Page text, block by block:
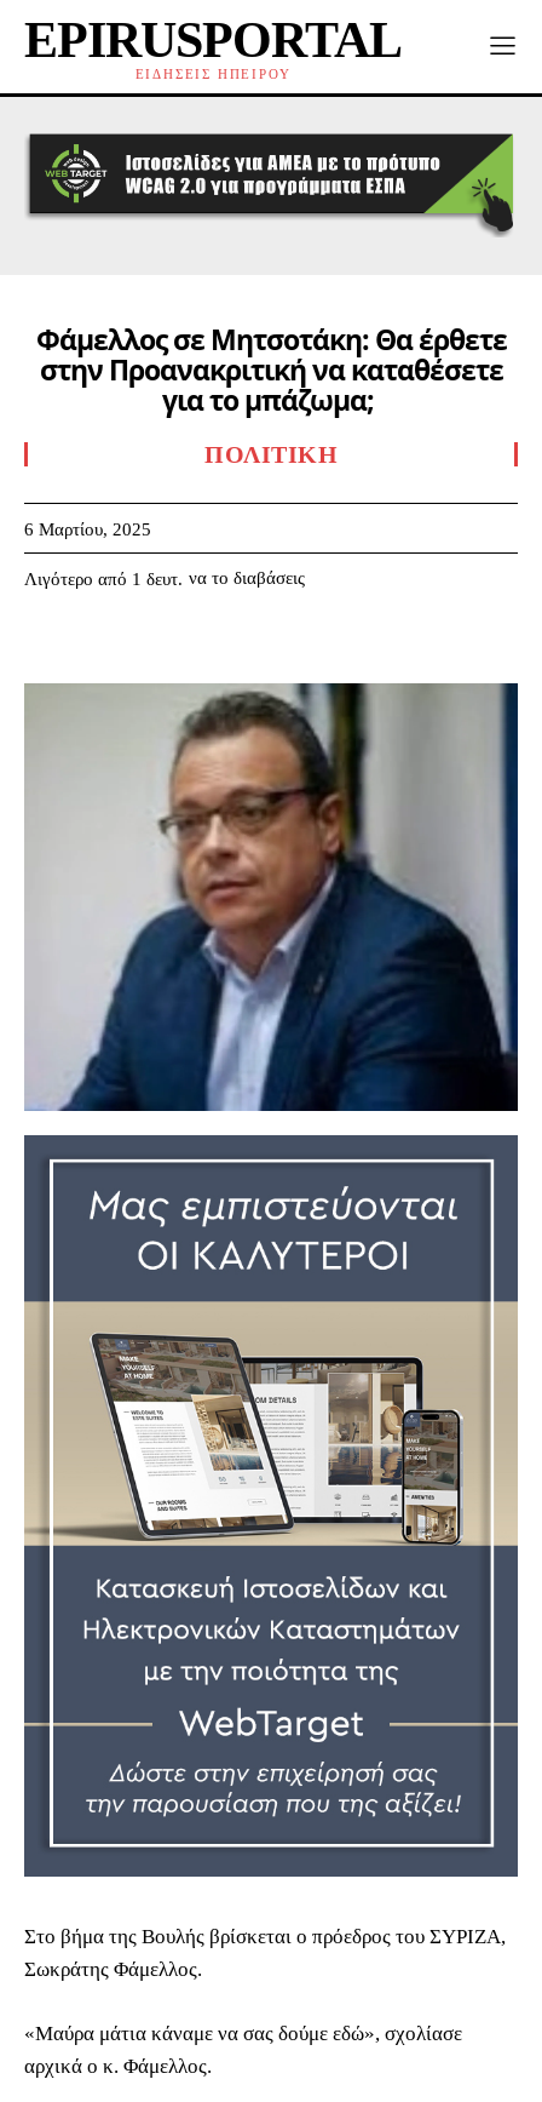
EPIRUSPORTAL
ΕΙΔΗΣΕΙΣ ΗΠΕΙΡΟΥ
Φάμελλος σε Μητσοτάκη: Θα έρθετε
στην Προανακριτική να καταθέσετε
για το μπάζωμα;
ΠΟΛΙΤΙΚΉ
6 Μαρτίου, 2025
Λιγότερο από 1 δευτ. να το διαβάσεις
Στο βήμα της Βουλής βρίσκεται ο πρόεδρος του ΣΥΡΙΖΑ,
Σωκράτης Φάμελλος.
«Μαύρα μάτια κάναμε να σας δούμε εδώ», σχολίασε
αρχικά ο κ. Φάμελλος.